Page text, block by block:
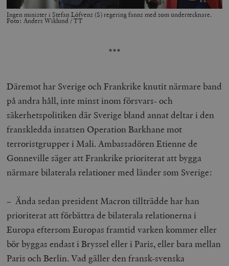
Ingen minister i Stefan Löfvens (S) regering fanns med som undertecknare.
Foto: Anders Wiklund / TT
***
Däremot har Sverige och Frankrike knutit närmare band
på andra håll, inte minst inom försvars- och
säkerhetspolitiken där Sverige bland annat deltar i den
franskledda insatsen Operation Barkhane mot
terroristgrupper i Mali. Ambassadören Etienne de
Gonneville säger att Frankrike prioriterat att bygga
närmare bilaterala relationer med länder som Sverige:
– Ända sedan president Macron tillträdde har han
prioriterat att förbättra de bilaterala relationerna i
Europa eftersom Europas framtid varken kommer eller
bör byggas endast i Bryssel eller i Paris, eller bara mellan
Paris och Berlin. Vad gäller den fransk-svenska
Strikt nödvändigt Analys
Marknadsföring Funktioner
och kontohantering. Webbplatsen kan inte användas
/ Domän
woocommerce_cart_hash
timbro.se
_hjFirstSeen
.timbro.se
woocommerce_items_in_cart